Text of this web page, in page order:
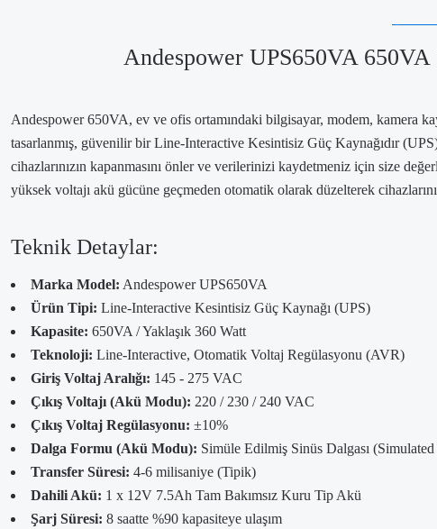
Andespower UPS650VA
Andespower 650VA, ev ve ofis ortamındaki bilgisayar, modem, kamera
tasarlanmış, güvenilir bir Line-Interactive Kesintisiz Güç Kaynağıdır
cihazlarınızın kapanmasını önler ve verilerinizi kaydetmeniz için size
yüksek voltajı akü gücüne geçmeden otomatik olarak düzelterek
Teknik Detaylar:
Marka Model: Andespower UPS650VA
Ürün Tipi: Line-Interactive Kesintisiz Güç Kaynağı (UPS)
Kapasite: 650VA / Yaklaşık 360 Watt
Teknoloji: Line-Interactive, Otomatik Voltaj Regülasyonu (AVR)
Giriş Voltaj Aralığı: 145 - 275 VAC
Çıkış Voltajı (Akü Modu): 220 / 230 / 240 VAC
Çıkış Voltaj Regülasyonu: ±10%
Dalga Formu (Akü Modu): Simüle Edilmiş Sinüs Dalgası
Transfer Süresi: 4-6 milisaniye (Tipik)
Dahili Akü: 1 x 12V 7.5Ah Tam Bakımsız Kuru Tip Akü
Şarj Süresi: 8 saatte %90 kapasiteye ulaşım